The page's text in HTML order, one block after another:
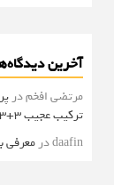
آخرین
مرتضی افخمدر
ترکیب عجیب 3+3 رویت شد
daafinدر معرفی بهترین